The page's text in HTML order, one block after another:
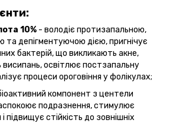
10% - володіє протизапальною,
та депігментуючою дією, пригнічує
бактерій, що викликають акне,
висипань, освітлює постзапальну
процеси ороговіння у фолікулах;
компонент з центели
подразнення, стимулює
підвищує стійкість до зовнішніх